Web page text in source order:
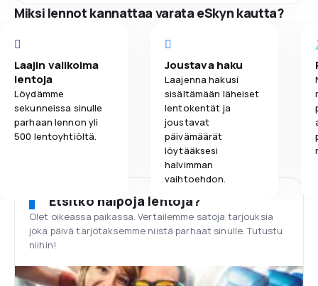
Miksi lennot kannattaa varata eSkyn kautta?
Laajin valikoima
lentoja
Löydämme
sekunneissa sinulle
parhaan lennon yli
500 lentoyhtiöltä.
Joustava haku
Laajenna hakusi
sisältämään läheiset
lentokentät ja
joustavat
päivämäärät
löytääksesi
halvimman
vaihtoehdon.
Etsitkö halpoja lentoja?
Olet oikeassa paikassa. Vertailemme satoja tarjouksia
joka päivä tarjotaksemme niistä parhaat sinulle. Tutustu
niihin!